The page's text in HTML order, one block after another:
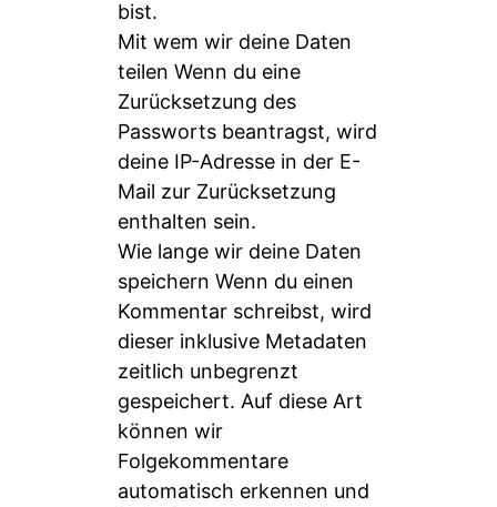
bist.
Mit wem wir deine Daten
teilen Wenn du eine
Zurücksetzung des
Passworts beantragst, wird
deine IP-Adresse in der E-
Mail zur Zurücksetzung
enthalten sein.
Wie lange wir deine Daten
speichern Wenn du einen
Kommentar schreibst, wird
dieser inklusive Metadaten
zeitlich unbegrenzt
gespeichert. Auf diese Art
können wir
Folgekommentare
automatisch erkennen und